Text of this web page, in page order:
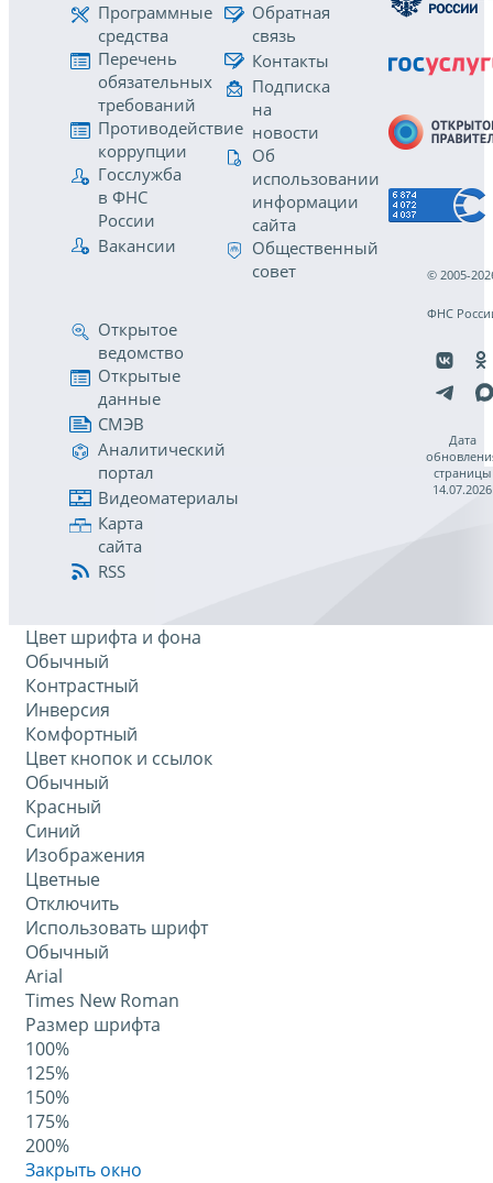
Программные
средства
Перечень
обязательных
требований
Противодействие
коррупции
Госслужба
в ФНС
России
Вакансии
Обратная
связь
Контакты
Подписка
на
новости
Об
использовании
информации
сайта
Общественный
совет
Открытое
ведомство
Открытые
данные
СМЭВ
Аналитический
портал
Видеоматериалы
Карта
сайта
RSS
© 2005-
ФНС
Дата
страницы
14.07.2026
Цвет шрифта и фона
Обычный
Контрастный
Инверсия
Комфортный
Цвет кнопок и ссылок
Обычный
Красный
Синий
Изображения
Цветные
Отключить
Использовать шрифт
Обычный
Arial
Times New Roman
Размер шрифта
100%
125%
150%
175%
200%
Закрыть окно